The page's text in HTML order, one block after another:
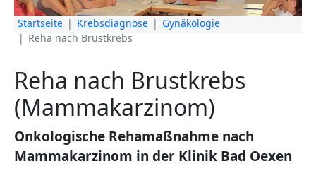
Startseite Krebsdiagnose
Gynäkologie
Reha nach Brustkrebs
Reha nach Brustkrebs
(Mammakarzinom)
Onkologische Rehamaßnahme nach
Mammakarzinom in der Klinik Bad Oexen